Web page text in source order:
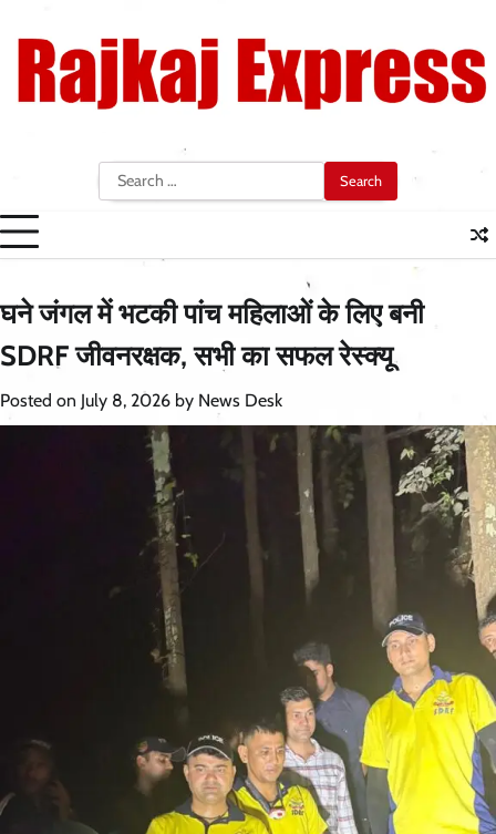
content
Search
for:
घने जंगल में भटकी पांच महिलाओं के लिए बनी
SDRF जीवनरक्षक, सभी का सफल रेस्क्यू
Posted on July 8, 2026 by News Desk